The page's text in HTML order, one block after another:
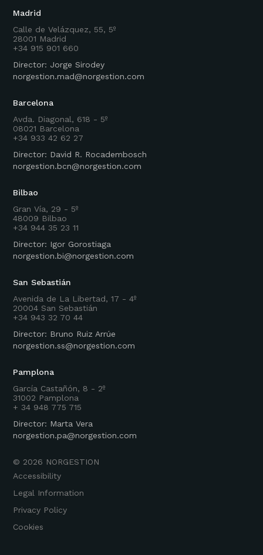
Madrid
Calle de Velázquez, 55, 5º
28001 Madrid
+34 915 901 660
Director: Jorge Sirodey
norgestion.mad@norgestion.com
Barcelona
Avda. Diagonal, 618 - 5º
08021 Barcelona
+34 933 42 62 27
Director: David R. Rocadembosch
norgestion.bcn@norgestion.com
Bilbao
Gran Vía, 29 - 5º
48009 Bilbao
+34 944 35 23 11
Director: Igor Gorostiaga
norgestion.bi@norgestion.com
San Sebastián
Avenida de La Libertad, 17 - 4º
20004 San Sebastián
+34 943 32 70 44
Director: Bruno Ruiz Arrúe
norgestion.ss@norgestion.com
Pamplona
García Castañón, 8 - 2º
31002 Pamplona
+ 34 948 775 715
Director: Marta Vera
norgestion.pa@norgestion.com
Accessibility
Legal Information
Privacy Policy
Cookies
© 2026 NORGESTION